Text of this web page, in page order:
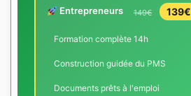
Entrepreneurs 149€ 139€
Formation complète 14h
Construction guidée du PMS
Documents prêts à l'emploi